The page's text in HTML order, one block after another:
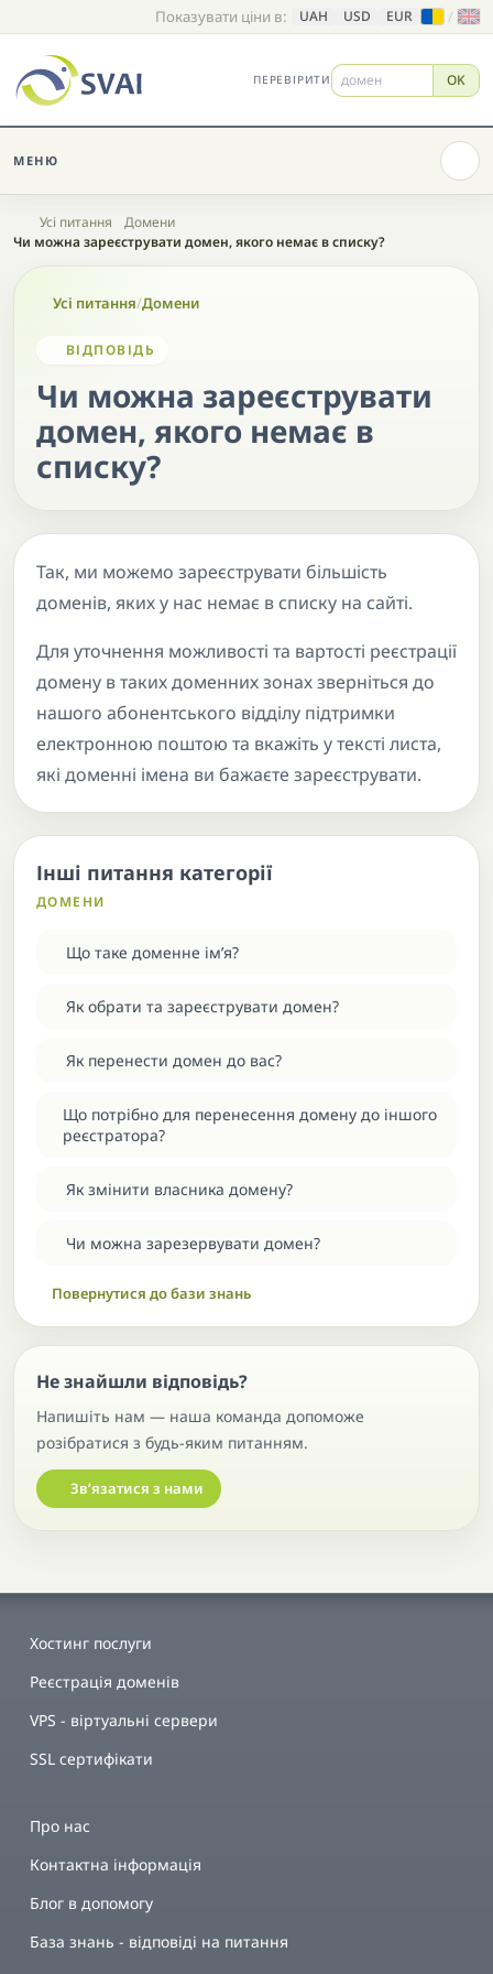
Показувати ціни в: UAH USD EUR /
ПЕРЕВІРИТИ OK
МЕНЮ
Головна
Усі питання
Домени
Чи можна зареєструвати домен, якого немає в списку?
Усі питання/Домени
ВІДПОВІДЬ
Чи можна зареєструвати
домен, якого немає в
списку?
Так, ми можемо зареєструвати більшість
доменів, яких у нас немає в списку на сайті.
Для уточнення можливості та вартості реєстрації
домену в таких доменних зонах зверніться до
нашого абонентського відділу підтримки
електронною поштою та вкажіть у тексті листа,
які доменні імена ви бажаєте зареєструвати.
Інші питання категорії
ДОМЕНИ
Що таке доменне ім’я?
Як обрати та зареєструвати домен?
Як перенести домен до вас?
Що потрібно для перенесення домену до іншого
реєстратора?
Як змінити власника домену?
Чи можна зарезервувати домен?
Повернутися до бази знань
Не знайшли відповідь?
Напишіть нам — наша команда допоможе
розібратися з будь-яким питанням.
Звʼязатися з нами
Хостинг послуги
Реєстрація доменів
VPS - віртуальні сервери
SSL сертифікати
Про нас
Контактна інформація
Блог в допомогу
База знань - відповіді на питання